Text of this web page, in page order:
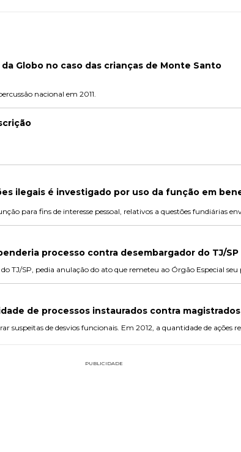
Globo no caso das crianças de Monte Santo
nacional em 2011.
ilegais é investigado por uso da função em
para fins de interesse pessoal, relativos a questões fundiárias
processo contra desembargador do TJ/SP
TJ/SP, pedia anulação do ato que remeteu ao Órgão Especial
de processos instaurados contra magistrados
de desvios funcionais. Em 2012, a quantidade de ações
PUBLICIDADE